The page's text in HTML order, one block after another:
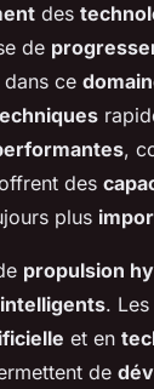
des
de
dans ce
,
des
plus
propulsion
intelligents. Les
et en
de